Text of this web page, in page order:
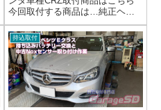
今回取付する商品は…純正ヘッ
ドライトですが簡単に言うと流
用取り付けです作業写真ディー
ラーなどではやってくれない魔
改造ですね。JF2ではデイライト
が国内では封印されているのか
な？ 今...
持込取付